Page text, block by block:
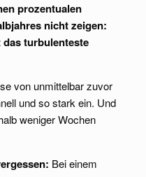
prozentualen
nichtzeigen:
turbulenteste
von unmittelbar zuvor
und so stark ein. Und
weniger Wochen
Bei einem